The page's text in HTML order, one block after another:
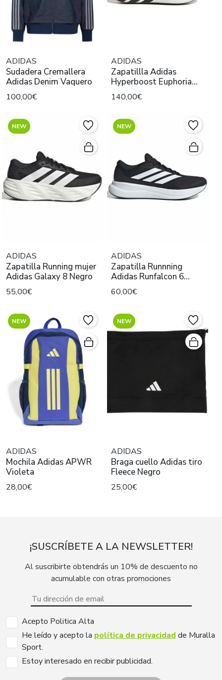
ADIDAS
Sudadera Cremallera
Adidas Denim Vaquero
100,00€
ADIDAS
Zapatillla Adidas
Hyperboost Euphoria
Negro
140,00€
NEW
ADIDAS
Zapatilla Running mujer
Adidas Galaxy 8 Negro
55,00€
NEW
ADIDAS
Zapatilla Runnning
Adidas Runfalcon 6
Negro
60,00€
NEW
ADIDAS
Mochila Adidas APWR
Violeta
28,00€
NEW
ADIDAS
Braga cuello Adidas tiro
Fleece Negro
25,00€
¡SUSCRÍBETE A LA NEWSLETTER!
Al suscribirte obtendrás un 10% de descuento no
acumulable con otras promociones
Acepto Politica Alta
He leído y acepto la política de privacidad de Muralla
Sport.
Estoy interesado en recibir publicidad.